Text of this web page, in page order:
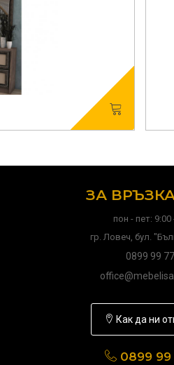
ЗА
пон - пет: 9:00
гр. Ловеч, бул.
0899 99
Как да ни
0899 99